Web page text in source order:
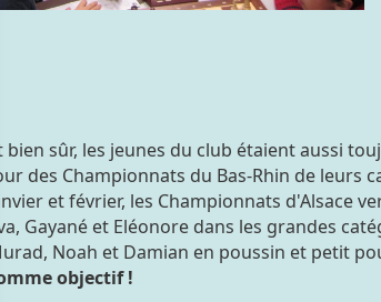
bien sûr, les jeunes du club étaient aussi
des Championnats du Bas-Rhin de leurs
et février, les Championnats d'Alsace
Gayané et Eléonore dans les grandes
Noah et Damian en poussin et petit
objectif !